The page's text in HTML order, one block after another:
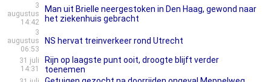
3
augustus
14:42
Man uit Brielle neergestoken in Den Haag, gewond naar
het ziekenhuis gebracht
3
augustus
06:53
NS hervat treinverkeer rond Utrecht
31 juli
14:31
Rijn op laagste punt ooit, droogte blijft verder
toenemen